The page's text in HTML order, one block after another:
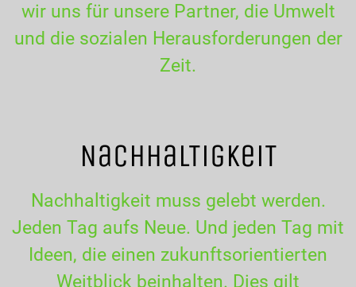
wir uns für unsere Partner, die Umwelt
und die sozialen Herausforderungen der
Zeit.
NachhalTigkeiT
Nachhaltigkeit muss gelebt werden.
Jeden Tag aufs Neue. Und jeden Tag mit
Ideen, die einen zukunftsorientierten
Weitblick beinhalten. Dies gilt